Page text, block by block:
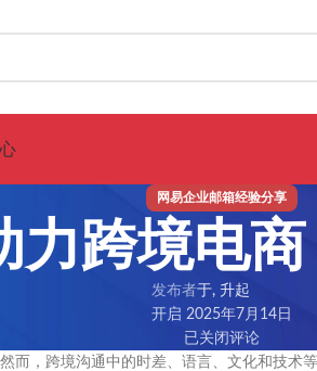
网易企业邮箱经验分享
力跨境电
发布者于, 升起
开启 2025年7月14日
已关闭评论
而，跨境沟通中的时差、语言、文化和技术